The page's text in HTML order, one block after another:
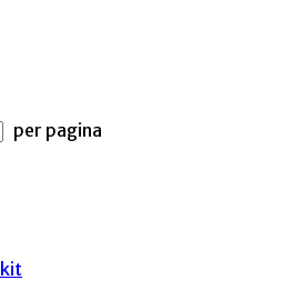
per pagina